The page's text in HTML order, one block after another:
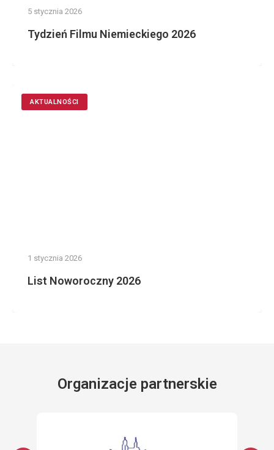
5 stycznia 2026
Tydzień Filmu Niemieckiego 2026
AKTUALNOŚCI
1 stycznia 2026
List Noworoczny 2026
Organizacje partnerskie